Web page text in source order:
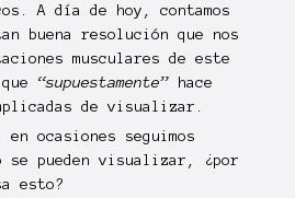
A día de hoy, contamos
buena resolución que nos
musculares de este
“supuestamente”hace
de visualizar.
, en ocasiones seguimos
se pueden visualizar, ¿por
esto?